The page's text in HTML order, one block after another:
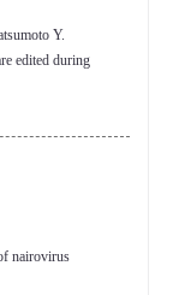
Y.
edited during
nairovirus